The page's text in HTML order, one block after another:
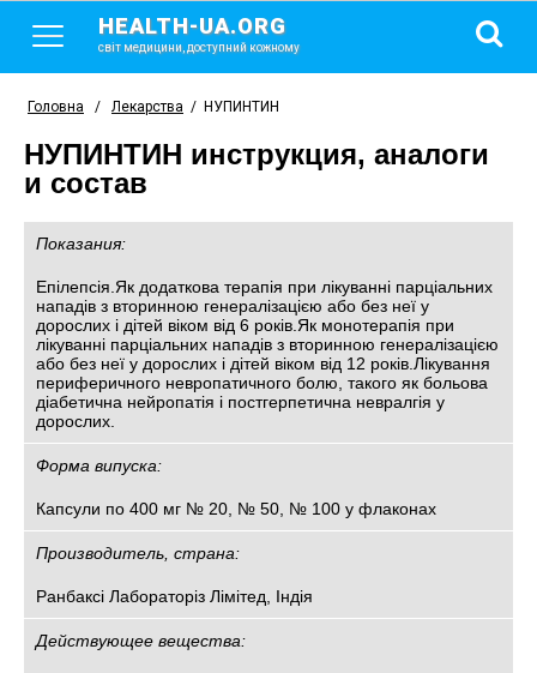
HEALTH-UA.ORG
світ медицини, доступний кожному
Головна / Лекарства / НУПИНТИН
НУПИНТИН инструкция, аналоги
и состав
Показания:
Епілепсія.Як додаткова терапія при лікуванні парціальних
нападів з вторинною генералізацією або без неї у
дорослих і дітей віком від 6 років.Як монотерапія при
лікуванні парціальних нападів з вторинною генералізацією
або без неї у дорослих і дітей віком від 12 років.Лікування
периферичного невропатичного болю, такого як больова
діабетична нейропатія і постгерпетична невралгія у
дорослих.
Форма випуска:
Капсули по 400 мг № 20, № 50, № 100 у флаконах
Производитель, страна:
Ранбаксі Лабораторіз Лімітед, Індія
Действующее вещества: